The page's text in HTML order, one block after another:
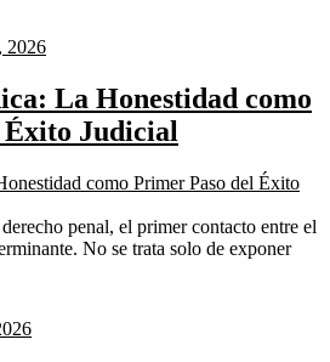
2026
La Honestidad como
Judicial
penal, el primer contacto entre el
No se trata solo de exponer